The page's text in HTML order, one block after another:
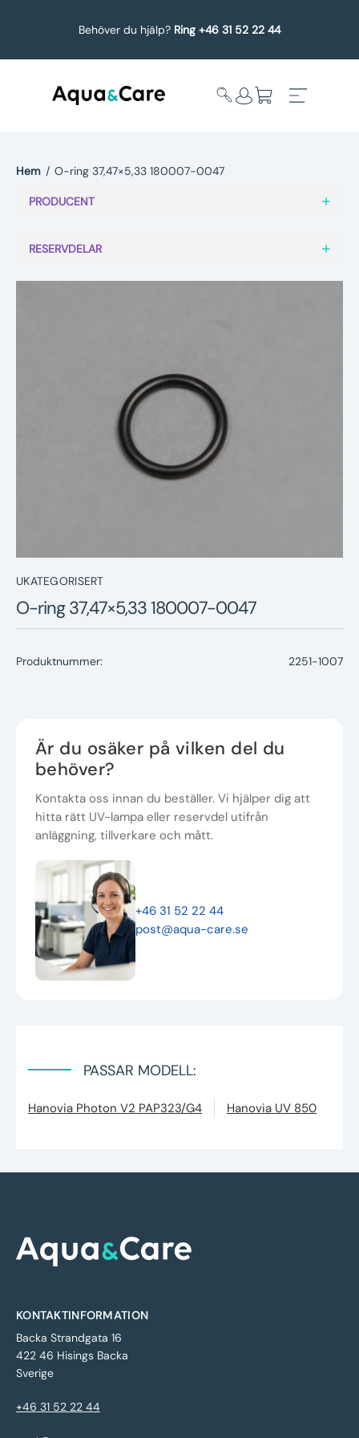
Behöver du hjälp? Ring +46 31 52 22 44
undermeny
Service
Underhållstips
Kontakt
Hem / O-ring 37,47×5,33 180007-0047
PRODUCENT
RESERVDELAR
UKATEGORISERT
O-ring 37,47×5,33 180007-0047
Produktnummer: 2251-1007
Är du osäker på vilken del du
behöver?
Kontakta oss innan du beställer. Vi hjälper dig att
hitta rätt UV-lampa eller reservdel utifrån
anläggning, tillverkare och mått.
+46 31 52 22 44
post@aqua-care.se
PASSAR MODELL:
Hanovia Photon V2 PAP323/G4 Hanovia UV 850
KONTAKTINFORMATION
Backa Strandgata 16
422 46 Hisings Backa
Sverige
+46 31 52 22 44